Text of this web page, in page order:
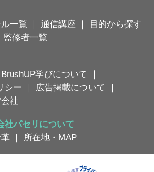
一覧 ｜ 通信講座 ｜
目的から探す
監修者一覧
BrushUP学びについて
｜
シー ｜ 広告掲載について
｜
社
パセリについて
｜ 所在地・MAP